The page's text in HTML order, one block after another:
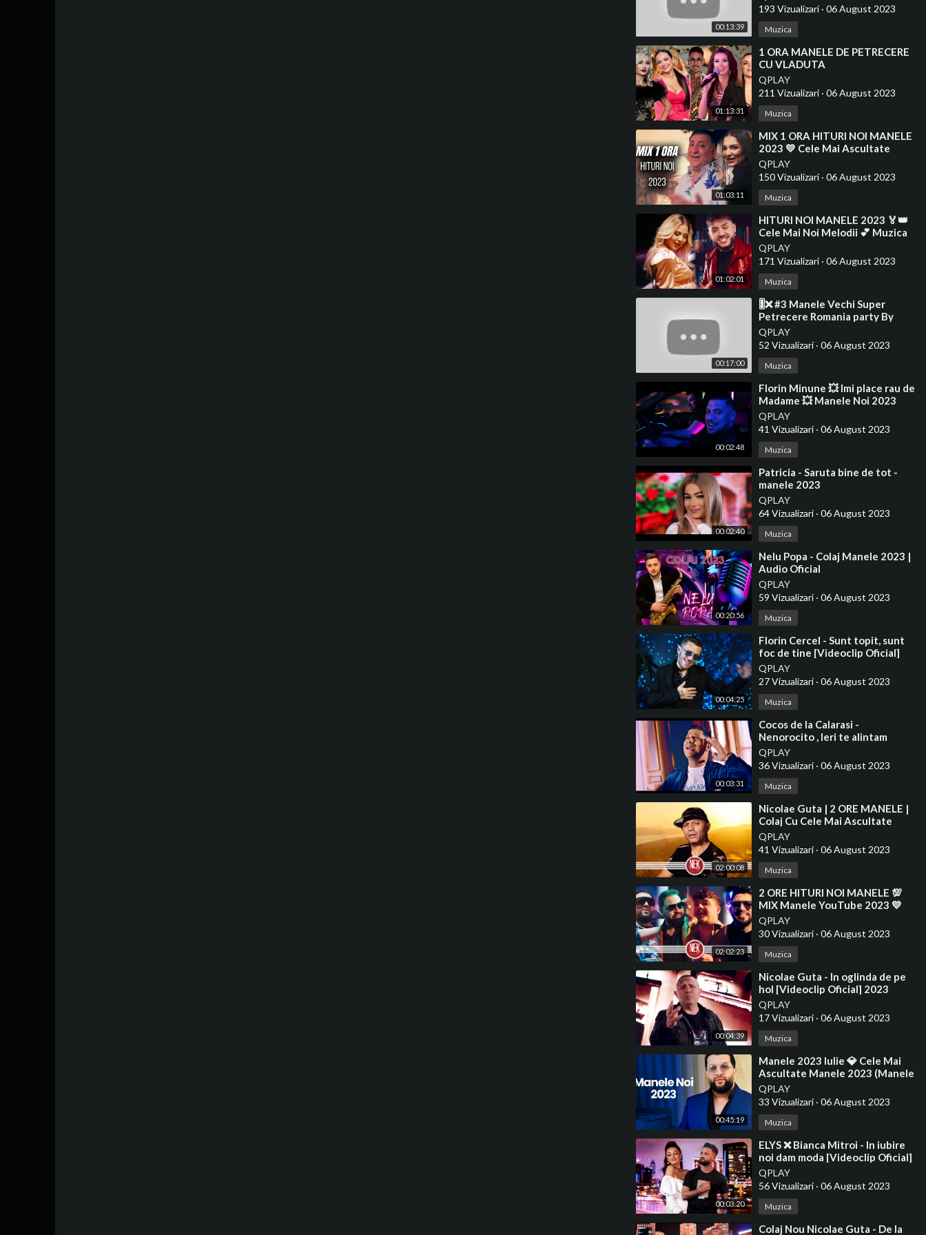
00:13:39
193 Vizualizari · 06 August 2023
Muzica
01:13:31
⁣1 ORA MANELE DE PETRECERE
CU VLADUTA
LUPAU⭐️GEORGIANA
LOBONT⭐️CARMEN DE LA
SALCIUA + INVITATII
QPLAY
211 Vizualizari · 06 August 2023
Muzica
01:03:11
⁣MIX 1 ORA HITURI NOI MANELE
2023 💛 Cele Mai Ascultate
Manele💯 Melodii Cele Mai
Recente
QPLAY
150 Vizualizari · 06 August 2023
Muzica
01:02:01
⁣HITURI NOI MANELE 2023 🏅👑
Cele Mai Noi Melodii 💕 Muzica
Noua YouTube Trending 2023
QPLAY
171 Vizualizari · 06 August 2023
Muzica
00:17:00
⁣🎚️❌ #3 Manele Vechi Super
Petrecere Romania party By
@DJNICONDR 🎚️❌ 29. April 2023
QPLAY
52 Vizualizari · 06 August 2023
Muzica
00:02:48
⁣Florin Minune 💥 Imi place rau de
Madame 💥 Manele Noi 2023
QPLAY
41 Vizualizari · 06 August 2023
Muzica
00:02:40
⁣Patricia - Saruta bine de tot -
manele 2023
QPLAY
64 Vizualizari · 06 August 2023
Muzica
00:20:56
⁣Nelu Popa - Colaj Manele 2023 |
Audio Oficial
QPLAY
59 Vizualizari · 06 August 2023
Muzica
00:04:25
⁣Florin Cercel - Sunt topit, sunt
foc de tine [Videoclip Oficial]
2023
QPLAY
27 Vizualizari · 06 August 2023
Muzica
00:03:31
⁣Cocos de la Calarasi -
Nenorocito , Ieri te alintam
iubito (Manele noi )2023
QPLAY
36 Vizualizari · 06 August 2023
Muzica
02:00:08
⁣Nicolae Guta | 2 ORE MANELE |
Colaj Cu Cele Mai Ascultate
Melodii | Manele 2023
QPLAY
41 Vizualizari · 06 August 2023
Muzica
02:02:23
⁣2 ORE HITURI NOI MANELE 💯
MIX Manele YouTube 2023 💛
Colaj Cele Mai Ascultate Melodii
QPLAY
30 Vizualizari · 06 August 2023
Muzica
00:04:39
⁣Nicolae Guta - In oglinda de pe
hol [Videoclip Oficial] 2023
QPLAY
17 Vizualizari · 06 August 2023
Muzica
00:45:19
⁣Manele 2023 Iulie 💎 Cele Mai
Ascultate Manele 2023 (Manele
Noi 2023)
QPLAY
33 Vizualizari · 06 August 2023
Muzica
00:03:20
⁣ELYS ❌ Bianca Mitroi - In iubire
noi dam moda [Videoclip Oficial]
2023
QPLAY
56 Vizualizari · 06 August 2023
Muzica
⁣Colaj Nou Nicolae Guta - De la